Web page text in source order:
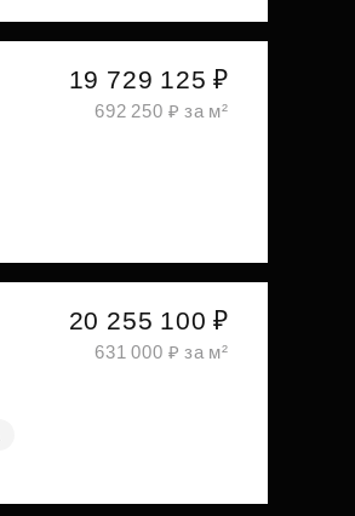
19 729 125 ₽
692 250 ₽ за м²
20 255 100 ₽
631 000 ₽ за м²